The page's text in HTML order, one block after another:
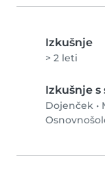
Izkušnje
> 2 leti
Izkušnje
Dojenček •